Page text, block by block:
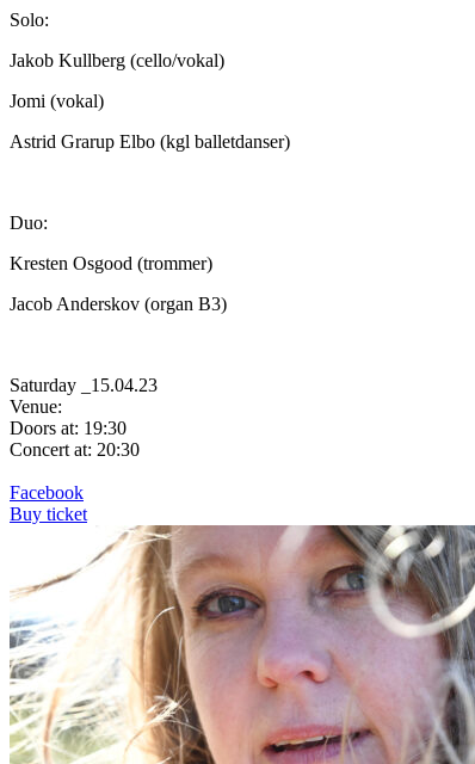
Solo:
Jakob Kullberg (cello/vokal)
Jomi (vokal)
Astrid Grarup Elbo (kgl balletdanser)
Duo:
Kresten Osgood (trommer)
Jacob Anderskov (organ B3)
Saturday _15.04.23
Venue:
Doors at: 19:30
Concert at: 20:30
Facebook
Buy ticket